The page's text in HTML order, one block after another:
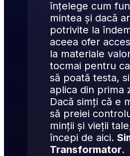
înțelege cum
mintea și dacă
potrivite la
aceea ofer acces
la materiale
tocmai pentru
să poată testa,
aplica din prima
Dacă simți că e
să preiei
minții și vieții
începi de aici.
Transformator.